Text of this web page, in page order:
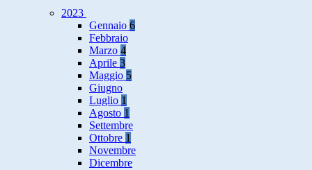
2023
Gennaio 6
Febbraio
Marzo 4
Aprile 3
Maggio 5
Giugno
Luglio 1
Agosto 1
Settembre
Ottobre 1
Novembre
Dicembre